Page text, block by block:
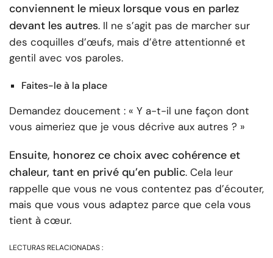
conviennent le mieux lorsque vous en parlez
devant les autres. Il ne s’agit pas de marcher sur
des coquilles d’œufs, mais d’être attentionné et
gentil avec vos paroles.
Faites-le à la place
Demandez doucement : « Y a-t-il une façon dont
vous aimeriez que je vous décrive aux autres ? »
Ensuite, honorez ce choix avec cohérence et
chaleur, tant en privé qu’en public. Cela leur
rappelle que vous ne vous contentez pas d’écouter,
mais que vous vous adaptez parce que cela vous
tient à cœur.
LECTURAS RELACIONADAS :